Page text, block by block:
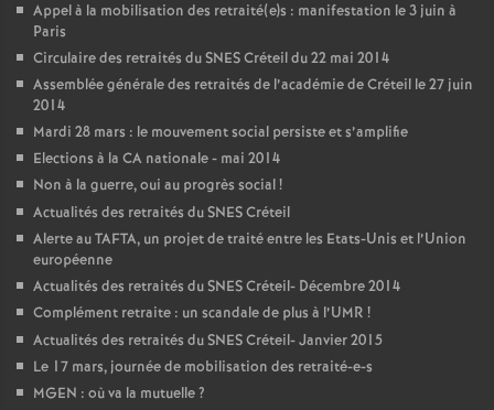
Appel à la mobilisation des retraité(e)s : manifestation le 3 juin à
Paris
Circulaire des retraités duSNESCréteil du 22 mai 2014
Assemblée générale des retraités de l’académie de Créteil le 27 juin
2014
Mardi 28 mars : le mouvement social persiste et s’amplifie
Elections à la CA nationale - mai 2014
Non à la guerre, oui au progrès social!
Actualités des retraités duSNESCréteil
Alerte auTAFTA, un projet de traité entre les Etats-Unis et l’Union
européenne
Actualités des retraités duSNESCréteil- Décembre 2014
Complément retraite : un scandale de plus à l’UMR !
Actualités des retraités duSNESCréteil- Janvier 2015
Le 17 mars, journée de mobilisation des retraité-e-s
MGEN : où va la mutuelle?